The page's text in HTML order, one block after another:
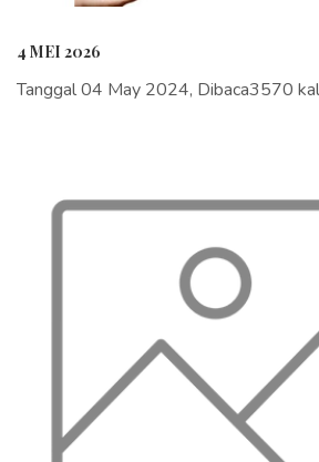
4 MEI 2026
Tanggal 04 May 2024, Dibaca3570